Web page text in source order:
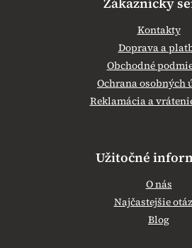
Kontakty
Doprava a
Obchodné
Ochrana osobných
Reklamácia a
Užitočné
O nás
Najčastejšie
Blog